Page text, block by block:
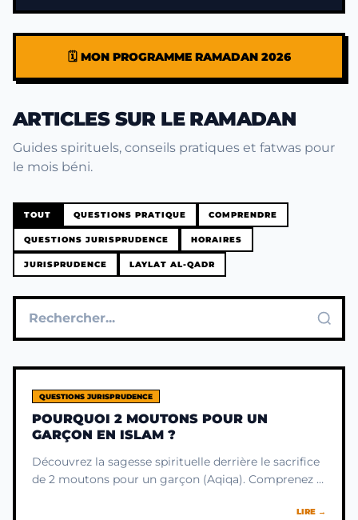
ARTICLES SUR LE RAMADAN
Guides spirituels, conseils pratiques et fatwas pour
le mois béni.
TOUT QUESTIONS PRATIQUE COMPRENDRE
QUESTIONS JURISPRUDENCE HORAIRES
JURISPRUDENCE LAYLAT AL-QADR
QUESTIONS JURISPRUDENCE
POURQUOI 2 MOUTONS POUR UN
GARÇON EN ISLAM ?
Découvrez la sagesse spirituelle derrière le sacrifice
de 2 moutons pour un garçon (Aqiqa). Comprenez le
LIRE →
🗓️ MON PROGRAMME RAMADAN 2026